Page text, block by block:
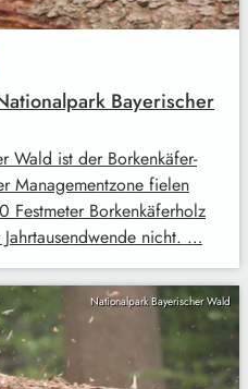
Bayerischer
Wald ist der Borkenkäfer-
Managementzone fielen
Festmeter Borkenkäferholz
nicht. …
Nationalpark Bayerischer Wald